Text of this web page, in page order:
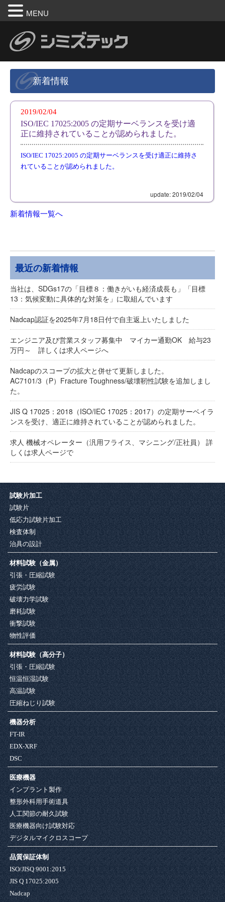
新着情報
2019/02/04
ISO/IEC 17025:2005 の定期サーベランスを受け適
正に維持されていることが認められました。
ISO/IEC 17025:2005 の定期サーベランスを受け適正に維持さ
れていることが認められました。
update: 2019/02/04
新着情報一覧へ
最近の新着情報
当社は、SDGs17の「目標８：働きがいも経済成長も」「目標
13：気候変動に具体的な対策を」に取組んでいます
Nadcap認証を2025年7月18日付で自主返上いたしました
エンジニア及び営業スタッフ募集中 マイカー通勤OK 給与23
万円～ 詳しくは求人ページへ
Nadcapのスコープの拡大と併せて更新しました。
AC7101/3（P）Fracture Toughness/破壊靭性試験を追加しまし
た。
JIS Q 17025：2018（ISO/IEC 17025：2017）の定期サーベイラ
ンスを受け、適正に維持されていることが認められました。
求人 機械オペレーター（汎用フライス、マシニング/正社員） 詳
しくは求人ページで
試験片加工
試験片
低応力試験片加工
検査体制
治具の設計
材料試験（金属）
引張・圧縮試験
疲労試験
破壊力学試験
磨耗試験
衝撃試験
物性評価
材料試験（高分子）
引張・圧縮試験
恒温恒湿試験
高温試験
圧縮ねじり試験
機器分析
FT-IR
EDX-XRF
DSC
医療機器
インプラント製作
整形外科用手術道具
人工関節の耐久試験
医療機器向け試験対応
デジタルマイクロスコープ
品質保証体制
ISO/JISQ 9001:2015
JIS Q 17025:2005
Nadcap
MENU